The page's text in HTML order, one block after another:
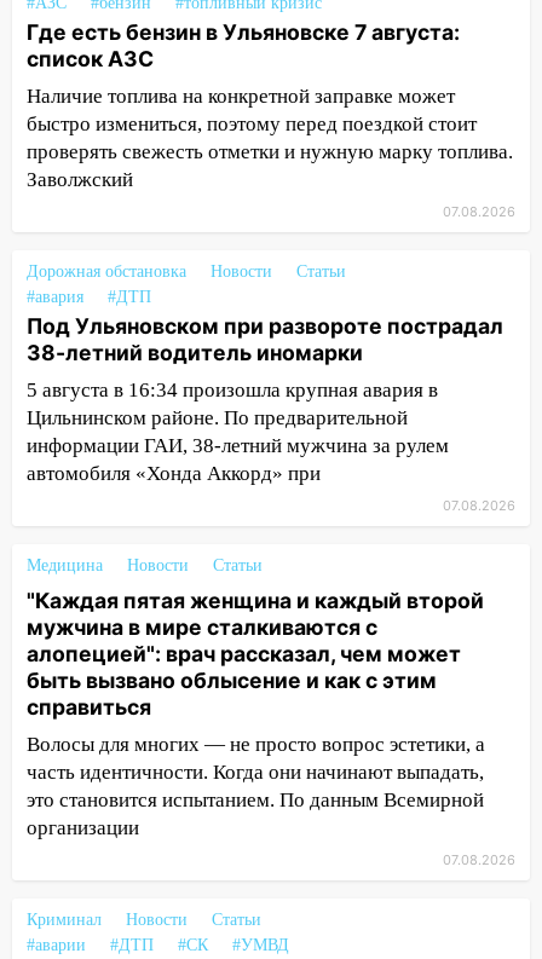
18:02 В Ульяновск едут звезды
баскетбола!
17:08 Ульяновский областной суд
оставил в силе приговор руководству
«УльяновскФармации» за махинации на
3,2 млн рублей
Чемпионате России
16:02 В Ульяновской области убрали
более 28% площадей зерновых и
зернобобовых культур
15:51 Бросила кирпич в жену брата: в
Ульяновской области завели дело на
агрессивную женщину
15:15
новый кавалер женщины оказался
рецидивистом
14:26 В Ульяновске ограничат движение
по улице Ефремова
14:23 67% ульяновцев готовы
передумать увольняться, если им
повысят зарплату
Инсценировали ДТП и получили
автоподставщиков
Где есть бензин в Ульяновске 7 августа:
список АЗС
Наличие топлива на конкретной заправке может
быстро измениться, поэтому перед поездкой стоит
проверять свежесть отметки и нужную марку топлива.
Заволжский
07.08.2026
Дорожная обстановка Новости
Статьи
#авария
#ДТП
Под Ульяновском при развороте пострадал
38-летний водитель иномарки
5 августа в 16:34 произошла крупная авария в
Цильнинском районе. По предварительной
информации ГАИ, 38-летний мужчина за рулем
автомобиля «Хонда Аккорд» при
07.08.2026
Медицина Новости Статьи
"Каждая пятая женщина и каждый второй
мужчина в мире сталкиваются с
алопецией": врач рассказал, чем может
быть вызвано облысение и как с этим
справиться
Волосы для многих — не просто вопрос эстетики, а
часть идентичности. Когда они начинают выпадать,
это становится испытанием. По данным Всемирной
организации
07.08.2026
Криминал Новости
Статьи
#аварии
#ДТП #СК #УМВД